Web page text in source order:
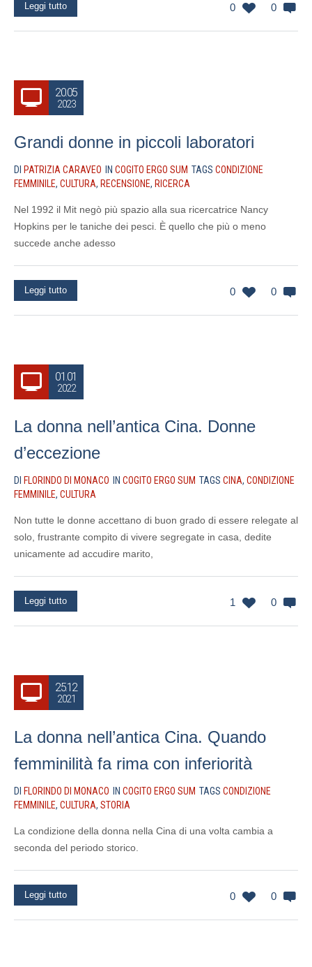
0 0
Leggi tutto
20.05
2023
Grandi donne in piccoli laboratori
DI PATRIZIA CARAVEO IN COGITO ERGO SUM TAGS CONDIZIONE
FEMMINILE, CULTURA, RECENSIONE, RICERCA
Nel 1992 il Mit negò più spazio alla sua ricercatrice Nancy
Hopkins per le taniche dei pesci. È quello che più o meno
succede anche adesso
0 0
Leggi tutto
01.01
2022
La donna nell’antica Cina. Donne
d’eccezione
DI FLORINDO DI MONACO IN COGITO ERGO SUM TAGS CINA, CONDIZIONE
FEMMINILE, CULTURA
Non tutte le donne accettano di buon grado di essere relegate al
solo, frustrante compito di vivere segregate in casa, dedite
unicamente ad accudire marito,
1 0
Leggi tutto
25.12
2021
La donna nell’antica Cina. Quando
femminilità fa rima con inferiorità
DI FLORINDO DI MONACO IN COGITO ERGO SUM TAGS CONDIZIONE
FEMMINILE, CULTURA, STORIA
La condizione della donna nella Cina di una volta cambia a
seconda del periodo storico.
0 0
Leggi tutto